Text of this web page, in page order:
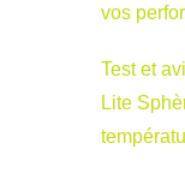
vos
Test et
Lite